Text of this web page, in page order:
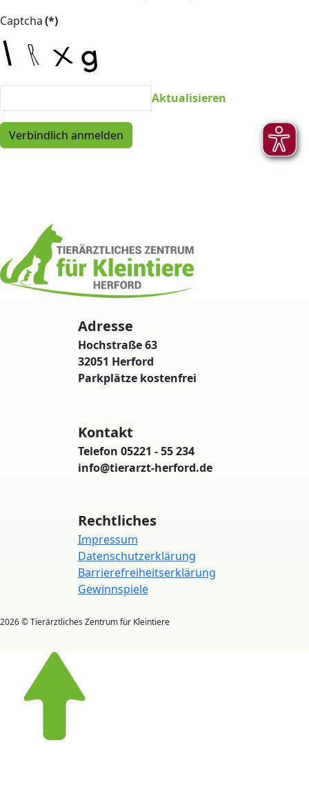
Captcha(*)
Aktualisieren
Verbindlich anmelden
Adresse
Hochstraße 63
32051 Herford
Parkplätze kostenfrei
Kontakt
Telefon 05221 - 55 234
info@tierarzt-herford.de
Rechtliches
Impressum
Datenschutzerklärung
Barrierefreiheitserklärung
Gewinnspiele
2026 © Tierärztliches Zentrum für Kleintiere